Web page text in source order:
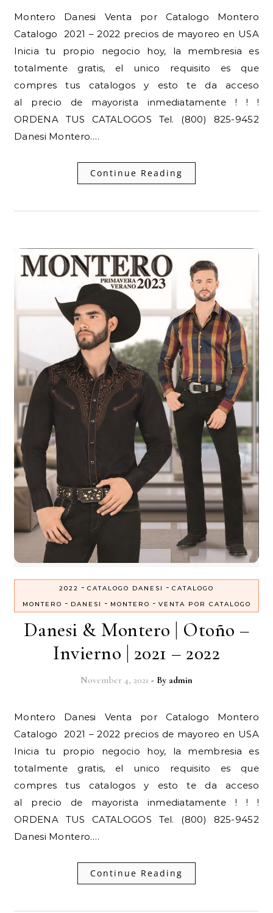
Montero Danesi Venta por Catalogo Montero
Catalogo 2021 – 2022 precios de mayoreo en USA
Inicia tu propio negocio hoy, la membresia es
totalmente gratis, el unico requisito es que
compres tus catalogos y esto te da acceso
al precio de mayorista inmediatamente ! ! !
ORDENA TUS CATALOGOS Tel. (800) 825-9452
Danesi Montero.…
Continue Reading
2022 - CATALOGO DANESI - CATALOGO
MONTERO - DANESI - MONTERO - VENTA POR CATALOGO
Danesi & Montero | Otoño –
Invierno | 2021 – 2022
November 4, 2021 - By admin
Montero Danesi Venta por Catalogo Montero
Catalogo 2021 – 2022 precios de mayoreo en USA
Inicia tu propio negocio hoy, la membresia es
totalmente gratis, el unico requisito es que
compres tus catalogos y esto te da acceso
al precio de mayorista inmediatamente ! ! !
ORDENA TUS CATALOGOS Tel. (800) 825-9452
Danesi Montero.…
Continue Reading